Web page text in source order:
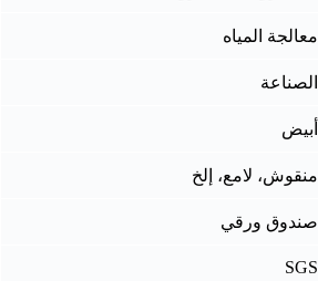
معالجة المياه
الصناعة
أبيض
منقوش، لامع، إلخ
صندوق ورقي
SGS